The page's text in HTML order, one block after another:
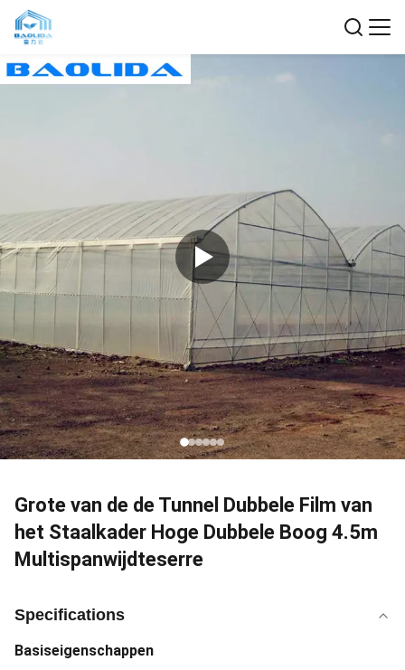
Grote van de de Tunnel Dubbele Film van
het Staalkader Hoge Dubbele Boog 4.5m
Multispanwijdteserre
Specifications
Basiseigenschappen